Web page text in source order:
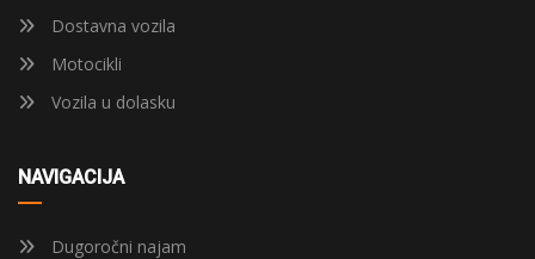
Dostavna vozila
Motocikli
Vozila u dolasku
NAVIGACIJA
Dugoročni najam